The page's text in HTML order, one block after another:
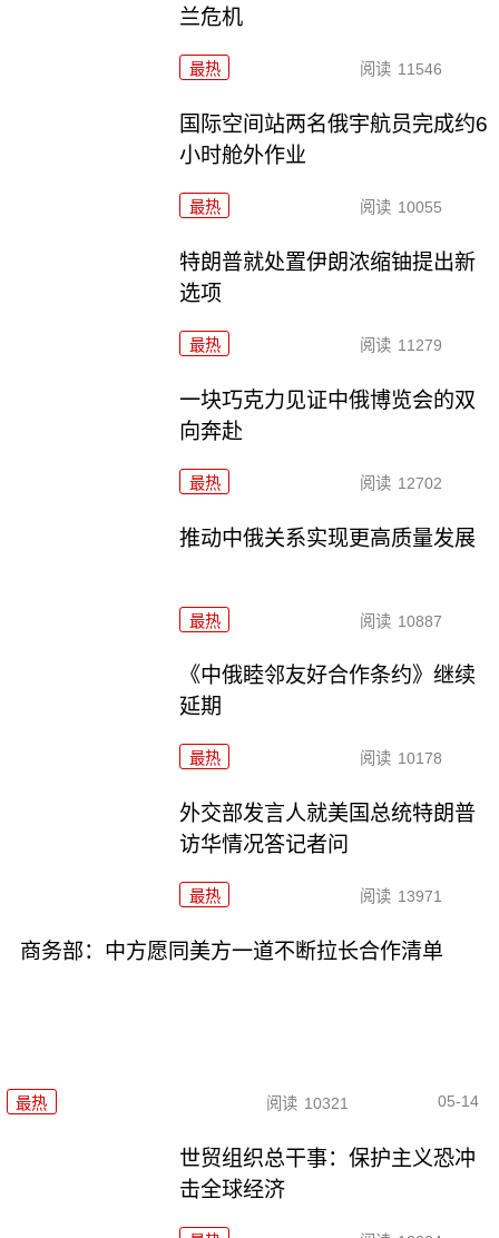
兰危机
最热 阅读 11546
国际空间站两名俄宇航员完成约6
小时舱外作业
最热 阅读 10055
特朗普就处置伊朗浓缩铀提出新
选项
最热 阅读 11279
一块巧克力见证中俄博览会的双
向奔赴
最热 阅读 12702
推动中俄关系实现更高质量发展
最热 阅读 10887
《中俄睦邻友好合作条约》继续
延期
最热 阅读 10178
外交部发言人就美国总统特朗普
访华情况答记者问
最热 阅读 13971
商务部：中方愿同美方一道不断拉长合作清单
最热 阅读 10321 05-14
世贸组织总干事：保护主义恐冲
击全球经济